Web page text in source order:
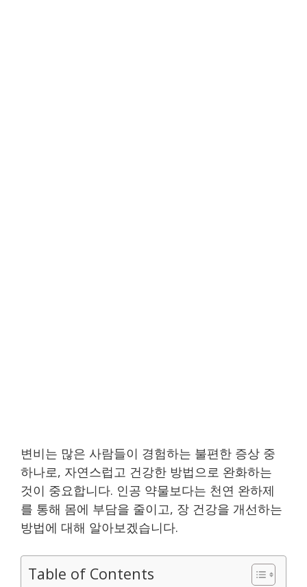
변비는 많은 사람들이 경험하는 불편한 증상 중
하나로, 자연스럽고 건강한 방법으로 완화하는
것이 중요합니다. 인공 약물보다는 천연 완하제
를 통해 몸에 부담을 줄이고, 장 건강을 개선하는
방법에 대해 알아보겠습니다.
Table of Contents